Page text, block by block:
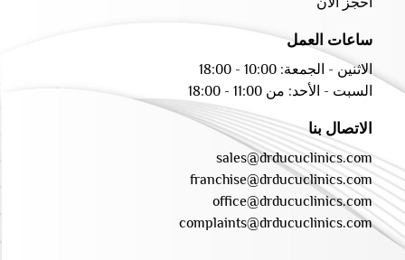
ساعات العمل
الاثنين - الجمعة: 10:00 - 18:00
السبت - الأحد: من 11:00 - 18:00
الاتصال بنا
sales@drducuclinics.com
franchise@drducuclinics.com
office@drducuclinics.com
complaints@drducuclinics.com